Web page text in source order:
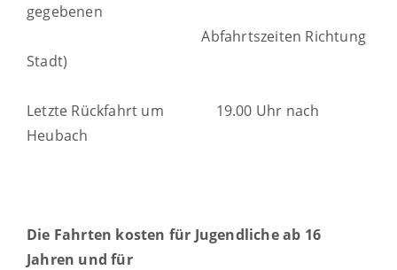
gegebenen
Abfahrtszeiten Richtung
Stadt)
Letzte Rückfahrt um 19.00 Uhr nach
Heubach
Die Fahrten kosten für Jugendliche ab 16
Jahren und für